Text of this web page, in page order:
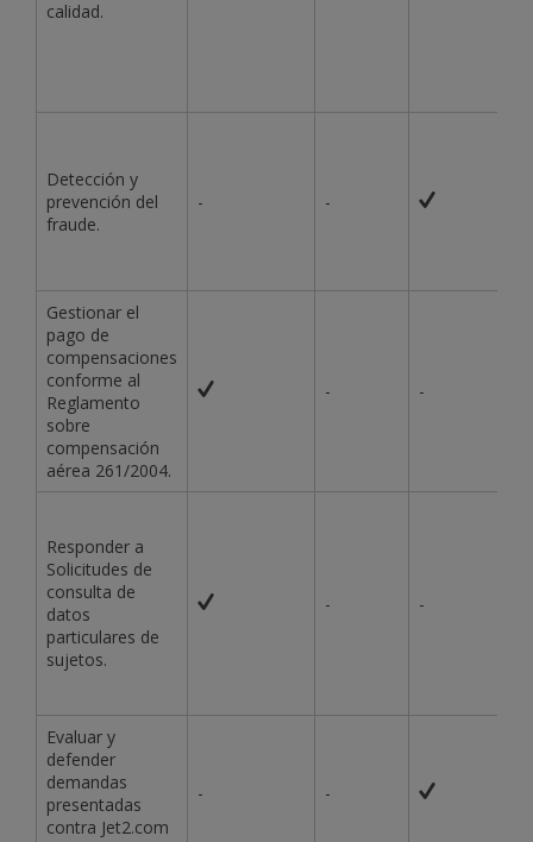
calidad.
Detección y
prevención del
fraude.
- -
Gestionar el
pago de
compensaciones
conforme al
Reglamento
sobre
compensación
aérea 261/2004.
- -
Responder a
Solicitudes de
consulta de
datos
particulares de
sujetos.
- -
Evaluar y
defender
demandas
presentadas
contra Jet2.com
- -